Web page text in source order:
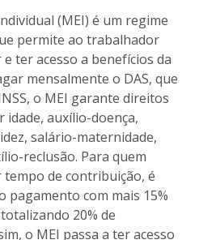
(MEI) é um regime
permite ao trabalhador
ter acesso a benefícios da
mensalmente o DAS, que
o MEI garante direitos
auxílio-doença,
salário-maternidade,
reclusão. Para quem
de contribuição, é
pagamento com mais 15%
20% de
o MEI passa a ter acesso